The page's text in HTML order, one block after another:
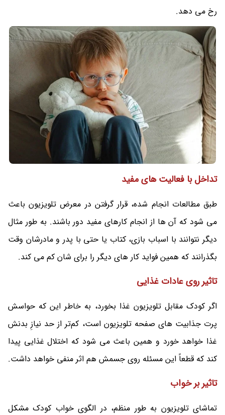
رخ می‌ دهد.
تداخل با فعالیت های مفید
طبق مطالعات انجام شده، قرار گرفتن در معرض تلویزیون باعث
می شود که آن ها از انجام کارهای مفید دور باشند. به طور مثال
دیگر نتوانند با اسباب بازی، کتاب یا حتی با پدر و مادرشان وقت
بگذرانند که همین فواید کار های دیگر را برای شان کم می کند.
تاثیر روی عادات غذایی
اگر کودک مقابل تلویزیون غذا بخورد، به خاطر این که حواسش
پرت جذابیت‌ های صفحه تلویزیون است، کم‌تر از حد نیازِ بدنش
غذا خواهد خورد و همین باعث می شود که اختلال غذایی پیدا
کند که قطعاً این مسئله روی جسمش هم اثر منفی خواهد داشت.
تاثیر بر خواب
تماشای تلویزیون به طور منظم، در الگوی خواب کودک مشکل